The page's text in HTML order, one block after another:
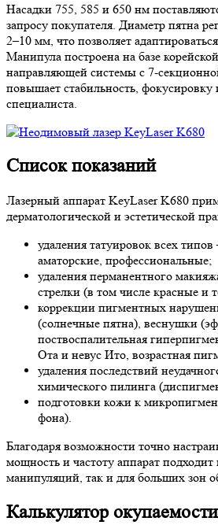
Насадки 755, 585 и 650 нм
запросу покупателя. Диаметр пятна
2–10 мм, что позволяет
Манипула построена на базе
направляющей системы с 7-
повышает стабильность, фокусировку
специалиста.
Список показаний
Лазерный аппарат KeyLaser K680
дерматологической и эстетической
удаления татуировок всех
аматорские, профессиональные;
удаления перманентного
стрелки (в том числе красные и
коррекции пигментных
(солнечные пятна), веснушки
поствоспалительная
Ота и невус Ито, возрастная
удаления последствий
химического пилинга
подготовки кожи к
фона).
Благодаря возможности точно
мощность и частоту аппарат
манипуляций, так и для больших зон
Калькулятор окупаемости